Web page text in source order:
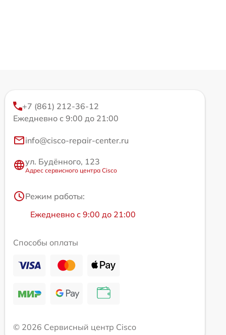
+7 (861) 212-36-12
Ежедневно с 9:00 до 21:00
info@cisco-repair-center.ru
ул. Будённого, 123
Адрес сервисного центра Cisco
Режим работы:
Ежедневно с 9:00 до 21:00
Способы оплаты
© 2026 Сервисный центр Cisco